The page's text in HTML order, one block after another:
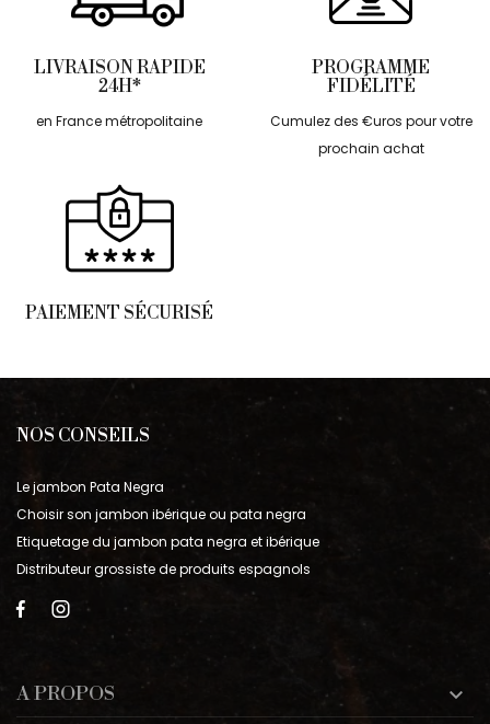
LIVRAISON RAPIDE
24H*
en France métropolitaine
PROGRAMME
FIDÉLITÉ
Cumulez des €uros pour votre
prochain achat
PAIEMENT SÉCURISÉ
NOS CONSEILS
Le jambon Pata Negra
Choisir son jambon ibérique ou pata negra
Etiquetage du jambon pata negra et ibérique
Distributeur grossiste de produits espagnols
A PROPOS 